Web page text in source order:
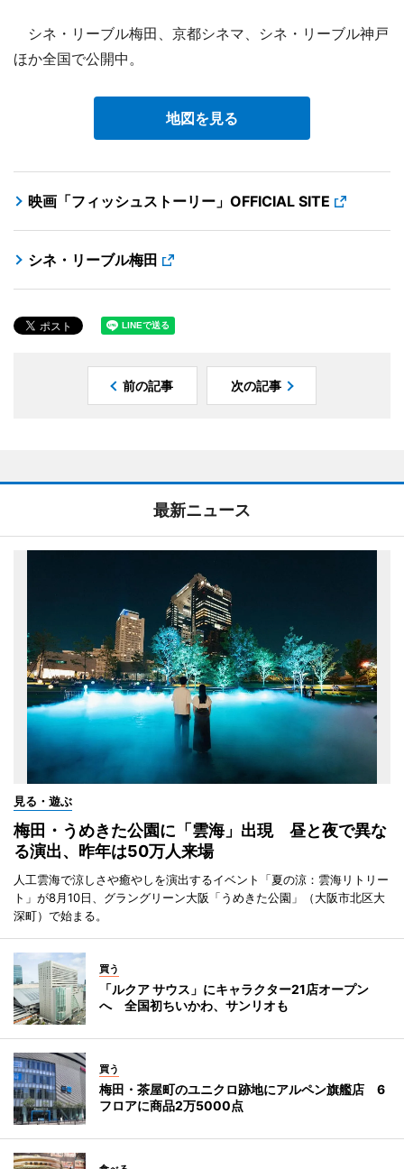
シネ・リーブル梅田、京都シネマ、シネ・リーブル神戸
ほか全国で公開中。
地図を見る
映画「フィッシュストーリー」OFFICIAL SITE
シネ・リーブル梅田
前の記事 次の記事
最新ニュース
見る・遊ぶ
梅田・うめきた公園に「雲海」出現 昼と夜で異な
る演出、昨年は50万人来場
人工雲海で涼しさや癒やしを演出するイベント「夏の涼：雲海リトリー
ト」が8月10日、グラングリーン大阪「うめきた公園」（大阪市北区大
深町）で始まる。
買う
「ルクア サウス」にキャラクター21店オープン
へ 全国初ちいかわ、サンリオも
買う
梅田・茶屋町のユニクロ跡地にアルペン旗艦店 6
フロアに商品2万5000点